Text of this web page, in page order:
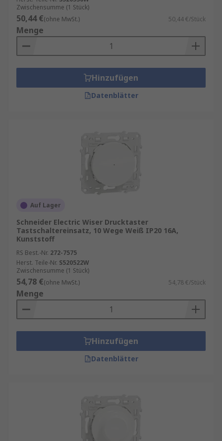
Zwischensumme (1 Stück)
50,44 €(ohne MwSt.) 50,44 €/Stück
Menge
Hinzufügen
Datenblätter
Auf Lager
Schneider Electric Wiser Drucktaster
Tastschaltereinsatz, 10 Wege Weiß IP20 16A,
Kunststoff
RS Best.-Nr. 272-7575
Herst. Teile-Nr. S520522W
Zwischensumme (1 Stück)
54,78 €(ohne MwSt.) 54,78 €/Stück
Menge
Hinzufügen
Datenblätter